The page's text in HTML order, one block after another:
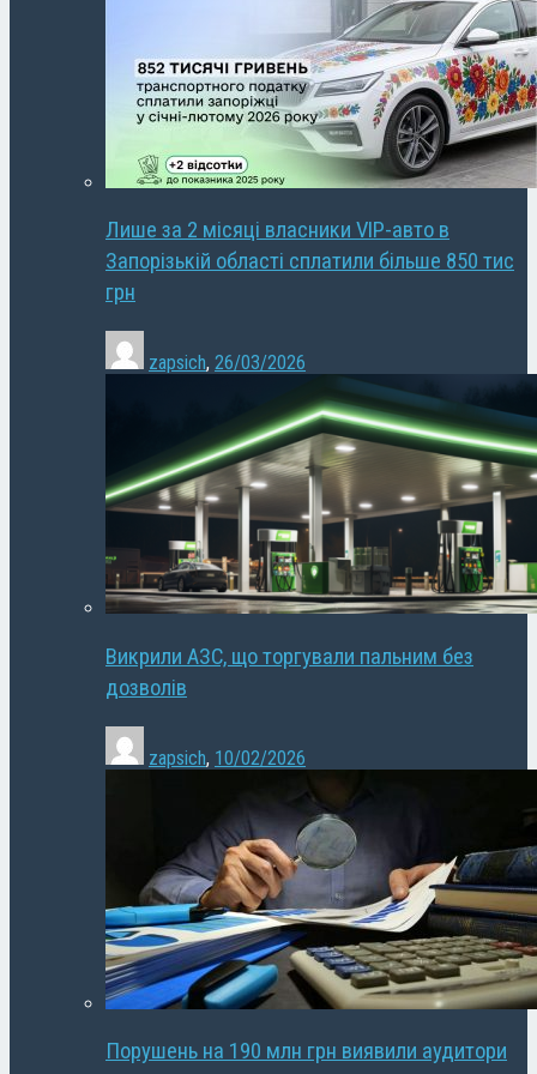
Лише за 2 місяці власники VIP-авто в
Запорізькій області сплатили більше 850 тис
грн
zapsich, 26/03/2026
Викрили АЗС, що торгували пальним без
дозволів
zapsich, 10/02/2026
Порушень на 190 млн грн виявили аудитори